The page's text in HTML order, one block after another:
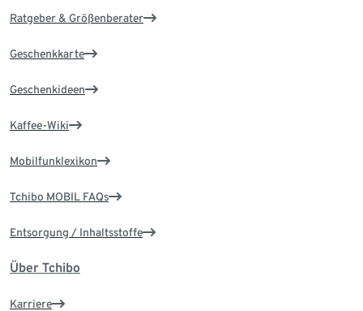
Ratgeber & Größenberater
Geschenkkarte
Geschenkideen
Kaffee-Wiki
Mobilfunklexikon
Tchibo MOBIL FAQs
Entsorgung / Inhaltsstoffe
Über Tchibo
Karriere